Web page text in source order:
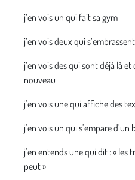
j’en vois un qui fait sa gym
j’en vois deux qui s’embrassent
j’en vois des qui sont déjà là
nouveau
j’en vois une qui affiche des
j’en vois un qui s’empare d’un
j’en entends une qui dit : «
peut »